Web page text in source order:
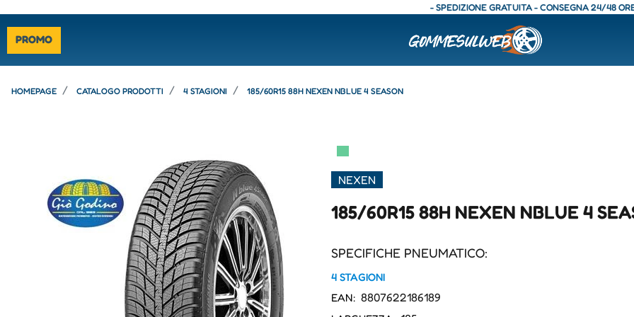
- SPEDIZIONE GRATUITA - CONSEGNA 24/48 ORE -
PROMO
HOMEPAGE CATALOGO PRODOTTI 4 STAGIONI 185/60R15 88H NEXEN NBLUE 4 SEASON
▀
NEXEN
185/60R15 88H NEXEN NBLUE 4
SPECIFICHE PNEUMATICO:
4 STAGIONI
EAN: 8807622186189